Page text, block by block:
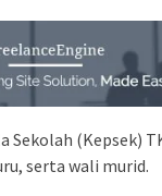
Sekolah (Kepsek)
serta wali murid.